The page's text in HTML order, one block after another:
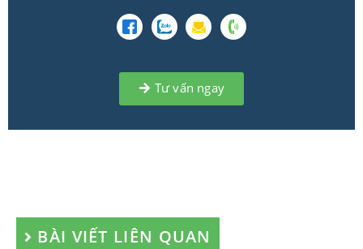
Tư vấn ngay
BÀI VIẾT LIÊN QUAN